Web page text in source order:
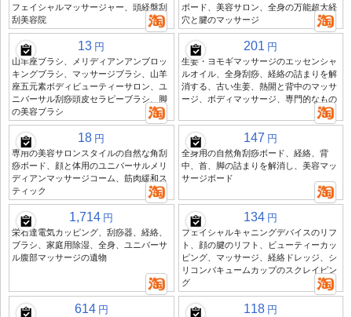
フェイシャルマッサージャー、頭経盤刮
刮美容院
ボード、美容サロン、全身の万能超大経
穴と腱のマッサージ
13 円
山羊座ブラシ、メリディアンアンブロッ
キングブラシ、マッサージブラシ、山羊
座五元素ボディビューティーサロン、ユ
ニバーサル刮痧頭皮セラピーブラシ、脚
の美容ブラシ
201 円
生姜・ヨモギマッサージのエッセンシャ
ルオイル、全身刮痧、経絡の詰まりを解
消する、古い生姜、熱開と背中のマッサ
ージ、ボディマッサージ、専門的なもの
18 円
専用の美容サロンスタイルの自然な角刮
痧ボード、顔と体用のユニバーサルメリ
ディアンマッサージコーム、筋肉緩和ス
ティック
147 円
全身用の自然角刮痧ボード、経絡、背
中、首、脚の詰まりを解消し、美容マッ
サージボード
1,714 円
栄石達電気カッピング、刮痧器、経絡、
ブラシ、家庭用除湿、全身、ユニバーサ
ル腹部マッサージの遺物
134 円
フェイシャルキャニングデバイスのリフ
ト、顔の腱のリフト、ビューティーカッ
ピング、マッサージ、経絡ドレッジ、シ
リコンバキュームカップのスクレイピン
グ
614 円 118 円